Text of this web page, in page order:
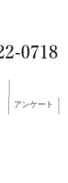
アンケート